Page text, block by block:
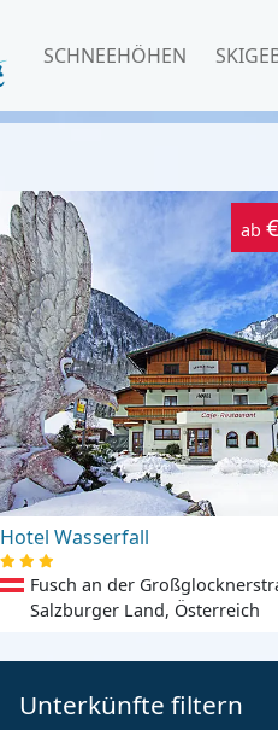
SCHNEEHÖHEN
ab
Hotel Wasserfall
Fusch an der
Salzburger Land, Österreich
Unterkünfte filtern